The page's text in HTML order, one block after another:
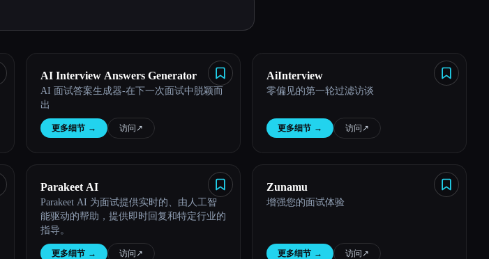
AI Interview Answers Generator
AI 面试答案生成器-在下一次面试中脱颖而
出
更多细节 → 访问 ↗︎
AiInterview
零偏见的第一轮过滤访谈
更多细节 → 访问 ↗︎
Parakeet AI
Parakeet AI 为面试提供实时的、由人工智
能驱动的帮助，提供即时回复和特定行业的
指导。
更多细节 → 访问 ↗︎
Zunamu
增强您的面试体验
更多细节 → 访问 ↗︎